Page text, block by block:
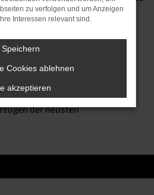
Schließlich wurde das
keinen Kilometer weit
„jungfräulich“ auf Ihre erste
sie uns online oder an einem
Sie unsere verlockende
mit
Ausstattungen und
Ihnen ein attraktives
der neusten
zu verfolgen und um Anzeigen
Interessen relevant sind.
Speichern
Cookies ablehnen
akzeptieren